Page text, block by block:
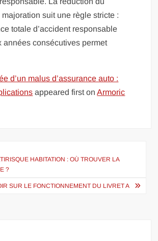
suit une règle stricte :
totale d’accident responsable
années consécutives permet
d’un malus d’assurance auto :
appeared first onArmoric
HABITATION : OÙ TROUVER LA
?
SUR LE FONCTIONNEMENT DU LIVRET A